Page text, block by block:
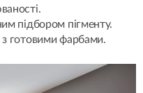
підбором пігменту.
з готовими фарбами.